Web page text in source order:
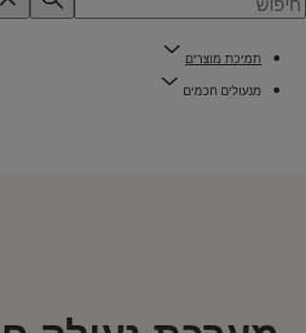
תמיכת מוצרים
מנעולים חכמים